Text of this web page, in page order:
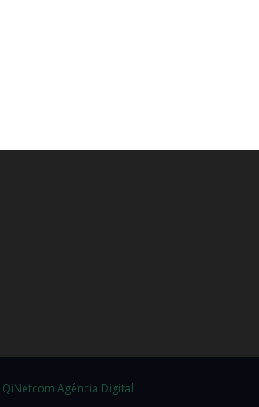
QiNetcom Agência Digital